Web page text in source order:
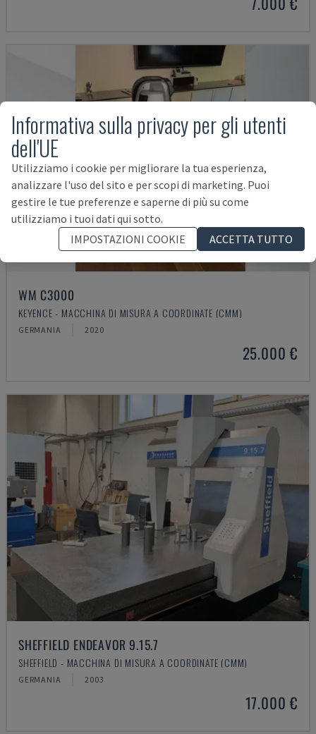
WM C3000
KEYENCE - MACCHINA DI MISURA A COORDINATE (CMM)
GERMANIA 2020
25.000 €
SHEFFIELD ENDEAVOR 9.15.7
SHEFFIELD - MACCHINA DI MISURA A COORDINATE (CMM)
GERMANIA 2003
17.000 €
Informativa sulla privacy per gli utenti
dell'UE
Utilizziamo i cookie per migliorare la tua esperienza,
analizzare l'uso del sito e per scopi di marketing. Puoi
gestire le tue preferenze e saperne di più su come
utilizziamo i tuoi dati qui sotto.
IMPOSTAZIONI COOKIE
ACCETTA TUTTO